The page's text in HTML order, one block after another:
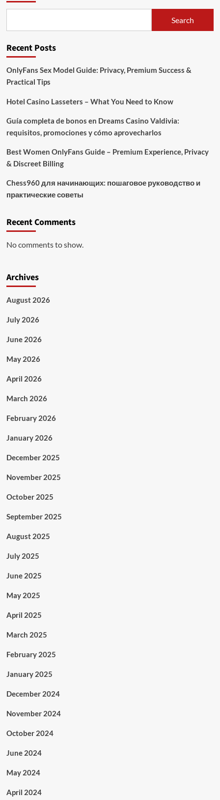
Search
Recent Posts
OnlyFans Sex Model Guide: Privacy, Premium Success &
Practical Tips
Hotel Casino Lasseters – What You Need to Know
Guía completa de bonos en Dreams Casino Valdivia:
requisitos, promociones y cómo aprovecharlos​
Best Women OnlyFans Guide – Premium Experience, Privacy
& Discreet Billing
Chess960 для начинающих: пошаговое руководство и
практические советы
Recent Comments
No comments to show.
Archives
August 2026
July 2026
June 2026
May 2026
April 2026
March 2026
February 2026
January 2026
December 2025
November 2025
October 2025
September 2025
August 2025
July 2025
June 2025
May 2025
April 2025
March 2025
February 2025
January 2025
December 2024
November 2024
October 2024
June 2024
May 2024
April 2024